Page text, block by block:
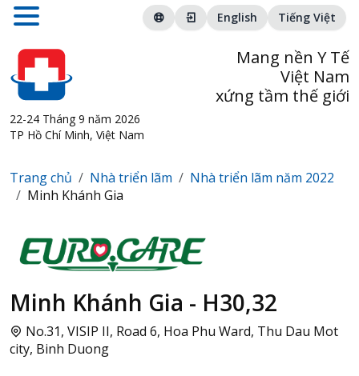
English Tiếng Việt
22-24 Tháng 9 năm 2026
TP Hồ Chí Minh, Việt Nam
Mang nền Y Tế
Việt Nam
xứng tầm thế giới
Trang chủ Nhà triển lãm
Nhà triển lãm năm 2022
Minh Khánh Gia
Minh Khánh Gia - H30,32
No.31, VISIP II, Road 6, Hoa Phu Ward, Thu Dau Mot
city, Binh Duong